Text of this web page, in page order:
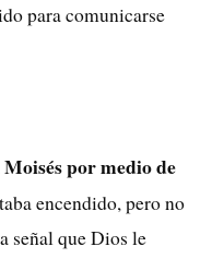
para comunicarse
Moisés por medio de
encendido, pero no
señal que Dios le